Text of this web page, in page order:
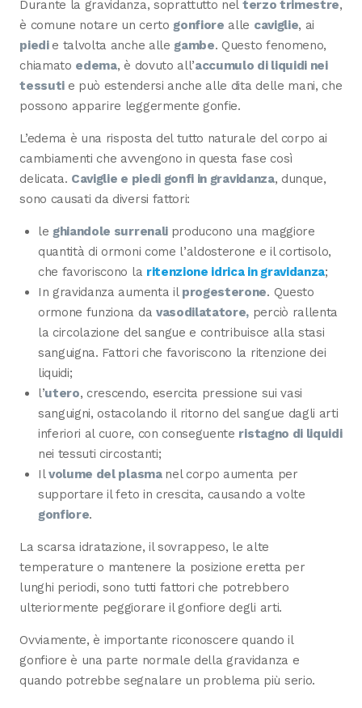
Durante la gravidanza, soprattutto nel terzo trimestre,
è comune notare un certo gonfiore alle caviglie, ai
piedi e talvolta anche alle gambe. Questo fenomeno,
chiamato edema, è dovuto all’accumulo di liquidi nei
tessuti e può estendersi anche alle dita delle mani, che
possono apparire leggermente gonfie.
L’edema è una risposta del tutto naturale del corpo ai
cambiamenti che avvengono in questa fase così
delicata. Caviglie e piedi gonfi in gravidanza, dunque,
sono causati da diversi fattori:
le ghiandole surrenali producono una maggiore
quantità di ormoni come l’aldosterone e il cortisolo,
che favoriscono la ritenzione idrica in gravidanza;
In gravidanza aumenta il progesterone. Questo
ormone funziona da vasodilatatore, perciò rallenta
la circolazione del sangue e contribuisce alla stasi
sanguigna. Fattori che favoriscono la ritenzione dei
liquidi;
l’utero, crescendo, esercita pressione sui vasi
sanguigni, ostacolando il ritorno del sangue dagli arti
inferiori al cuore, con conseguente ristagno di liquidi
nei tessuti circostanti;
Ilvolume del plasma nel corpo aumenta per
supportare il feto in crescita, causando a volte
gonfiore.
La scarsa idratazione, il sovrappeso, le alte
temperature o mantenere la posizione eretta per
lunghi periodi, sono tutti fattori che potrebbero
ulteriormente peggiorare il gonfiore degli arti.
Ovviamente, è importante riconoscere quando il
gonfiore è una parte normale della gravidanza e
quando potrebbe segnalare un problema più serio.